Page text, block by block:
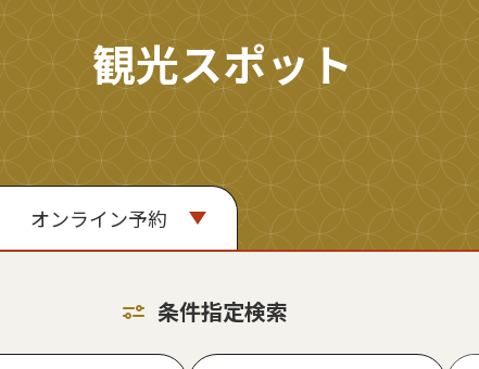
観光スポット
オンライン予約
条件指定検索